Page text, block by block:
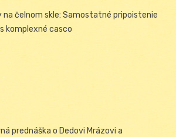
na čelnom skle: Samostatné pripoistenie
komplexné casco
prednáška o Dedovi Mrázovi a